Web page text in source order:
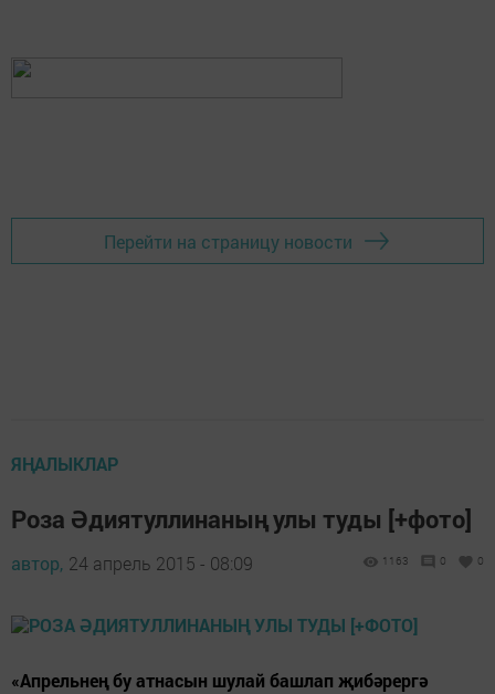
Перейти на страницу новости
ЯҢАЛЫКЛАР
Роза Әдиятуллинаның улы туды [+фото]
автор, 24 апрель 2015 - 08:09 1163 0 0
«Апрельнең бу атнасын шулай башлап җибәрергә